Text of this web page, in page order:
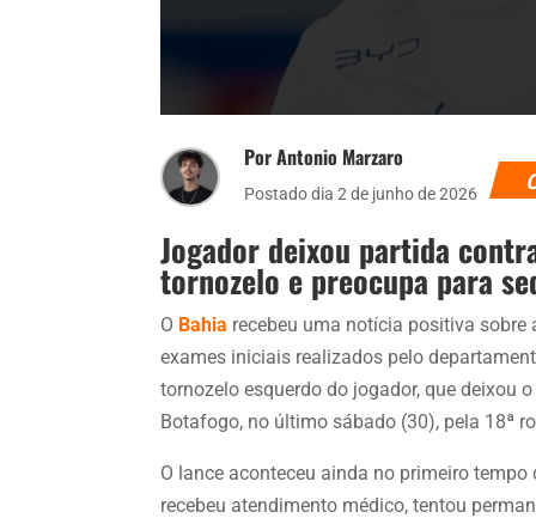
Por Antonio Marzaro
Postado dia 2 de junho de 2026
Jogador deixou partida
tornozelo e preocupa para
O Bahia recebeu uma notícia positiva sobre
exames iniciais realizados pelo
tornozelo esquerdo do jogador, que deixou
Botafogo, no último sábado (30), pela 18ª
O lance aconteceu ainda no primeiro
recebeu atendimento médico, tentou